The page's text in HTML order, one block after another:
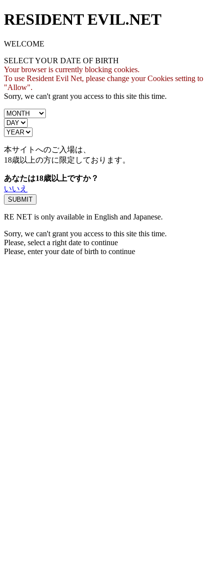
RESIDENT EVIL.NET
WELCOME
SELECT YOUR DATE OF BIRTH
Your browser is currently blocking cookies.
To use Resident Evil Net, please change your Cookies setting to
"Allow".
Sorry, we can't grant you access to this site this time.
本サイトへのご入場は、
18歳以上の方に限定しております。
あなたは18歳以上ですか？
いいえ
RE NET is only available in English and Japanese.
Sorry, we can't grant you access to this site this time.
Please, select a right date to continue
Please, enter your date of birth to continue